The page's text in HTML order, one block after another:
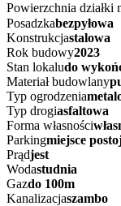
Powierzchnia działki
Posadzkabezpyłowa
Konstrukcjastalowa
Rok budowy2023
Stan lokaludo
Materiał budowlany
Typ ogrodzenia
Typ drogiasfaltowa
Forma własności
Parkingmiejsce
Prądjest
Wodastudnia
Gazdo 100m
Kanalizacjaszambo